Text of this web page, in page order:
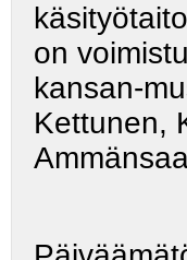
on
kansan-
Kettunen,